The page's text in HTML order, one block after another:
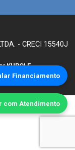
- CRECI 15540J
KUROLE
com Atendimento
Financiamento